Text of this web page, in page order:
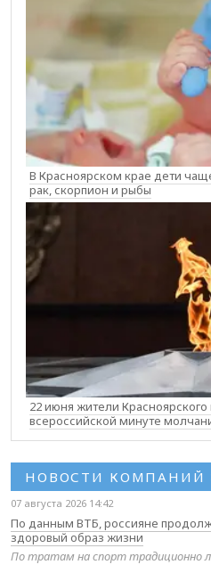
В Красноярском крае дети
рак, скорпион и рыбы
22 июня жители
всероссийской минуте
НОВОСТИ КОМПАНИЙ
07 августа 2026 14:42
По данным ВТБ, россияне
здоровый образ жизни
По тратам на спорт традиционно